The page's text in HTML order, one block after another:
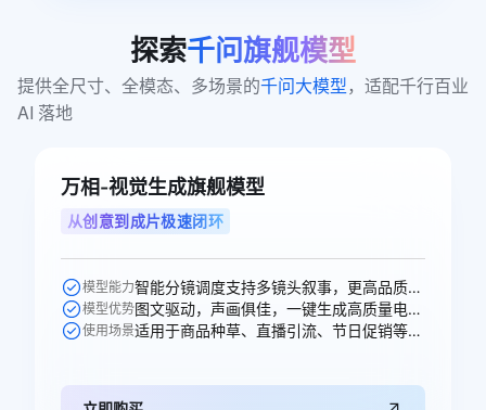
探索千问旗舰模型
提供全尺寸、全模态、多场景的千问大模型，适配千行百业
AI 落地
万相-视觉生成旗舰模型
从创意到成片极速闭环
模型能力 智能分镜调度支持多镜头叙事，更高品质的声音生成，多人稳定对话。
模型优势 图文驱动，声画俱佳，一键生成高质量电商、广告场景视频。
使用场景 适用于商品种草、直播引流、节日促销等电商、广告、短剧视频创作场景。